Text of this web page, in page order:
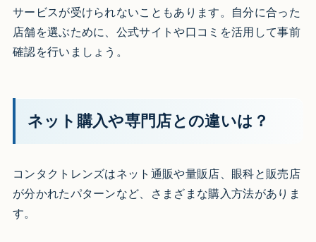
サービスが受けられないこともあります。自分に合った
店舗を選ぶために、公式サイトや口コミを活用して事前
確認を行いましょう。
ネット購入や専門店との違いは？
コンタクトレンズはネット通販や量販店、眼科と販売店
が分かれたパターンなど、さまざまな購入方法がありま
す。